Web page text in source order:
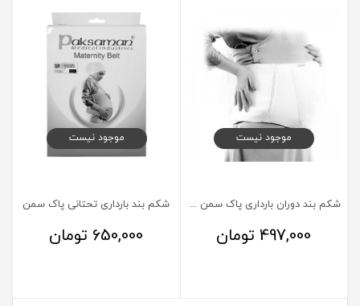
موجود نیست
شكم بند دوران بارداری پاک سمن سایز خیلی بزرگ XL
497,000تومان
موجود نیست
شکم بند بارداری تحتانی پاک سمن
650,000 تومان